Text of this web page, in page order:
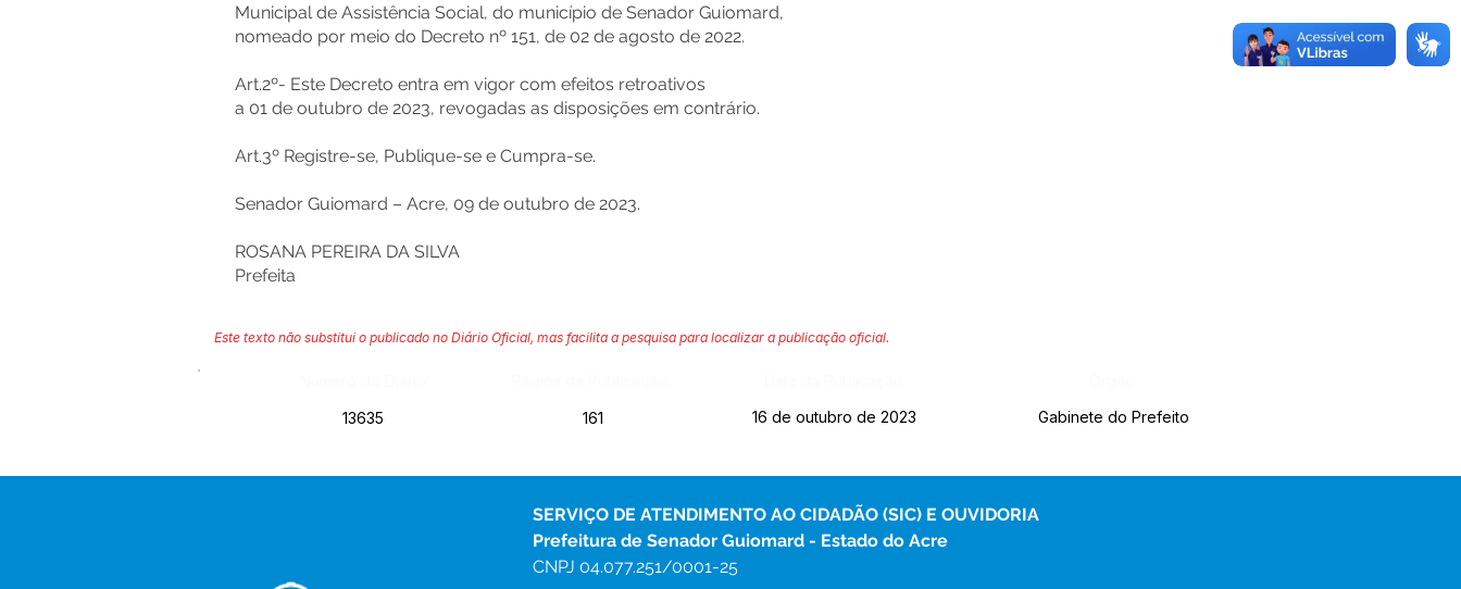
Municipal de Assistência Social, do município de Senador Guiomard,
nomeado por meio do Decreto nº 151, de 02 de agosto de 2022.
Art.2º- Este Decreto entra em vigor com efeitos retroativos
a 01 de outubro de 2023, revogadas as disposições em contrário.
Art.3º Registre-se, Publique-se e Cumpra-se.
Senador Guiomard – Acre, 09 de outubro de 2023.
ROSANA PEREIRA DA SILVA
Prefeita
Este texto não substitui o publicado no Diário Oficial, mas facilita a pesquisa para localizar a publicação oficial.
13635
161 16 de outubro de 2023 Gabinete do Prefeito
SERVIÇO DE ATENDIMENTO AO CIDADÃO (SIC) E OUVIDORIA
Prefeitura de Senador Guiomard - Estado do Acre
CNPJ 04.077.251/0001-25